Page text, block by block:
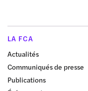
LA FCA
Actualités
Communiqués de presse
Publications